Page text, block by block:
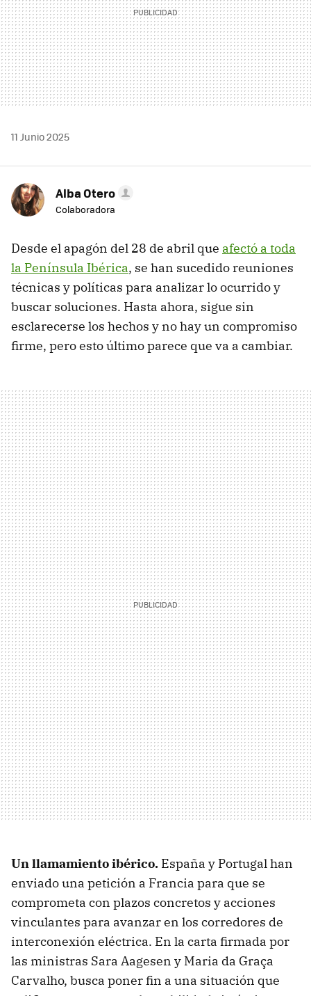
11 Junio 2025
Alba Otero
Colaboradora
Desde el apagón del 28 de abril que afectó a toda
la Península Ibérica, se han sucedido reuniones
técnicas y políticas para analizar lo ocurrido y
buscar soluciones. Hasta ahora, sigue sin
esclarecerse los hechos y no hay un compromiso
firme, pero esto último parece que va a cambiar.
Un llamamiento ibérico. España y Portugal han
enviado una petición a Francia para que se
comprometa con plazos concretos y acciones
vinculantes para avanzar en los corredores de
interconexión eléctrica. En la carta firmada por
las ministras Sara Aagesen y Maria da Graça
Carvalho, busca poner fin a una situación que